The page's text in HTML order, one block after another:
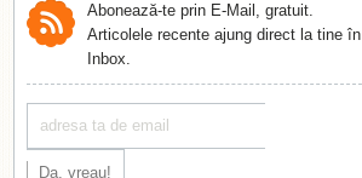
Abonează-te prin E-Mail, gratuit.
Articolele recente ajung direct la tine în
Inbox.